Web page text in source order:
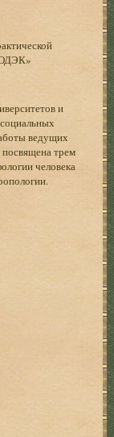
и
ведущих
трем
человека